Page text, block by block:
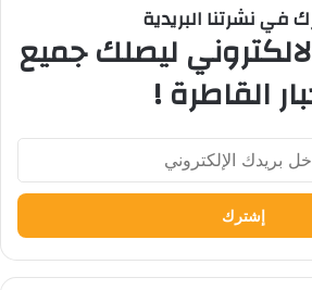
في نشرتنا البريدية
ليصلك جميع
القاطرة !